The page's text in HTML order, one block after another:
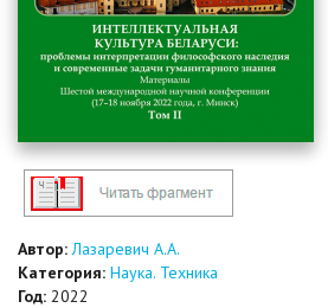
Автор:Лазаревич А.А.
Категория: Наука. Техника
Год: 2022